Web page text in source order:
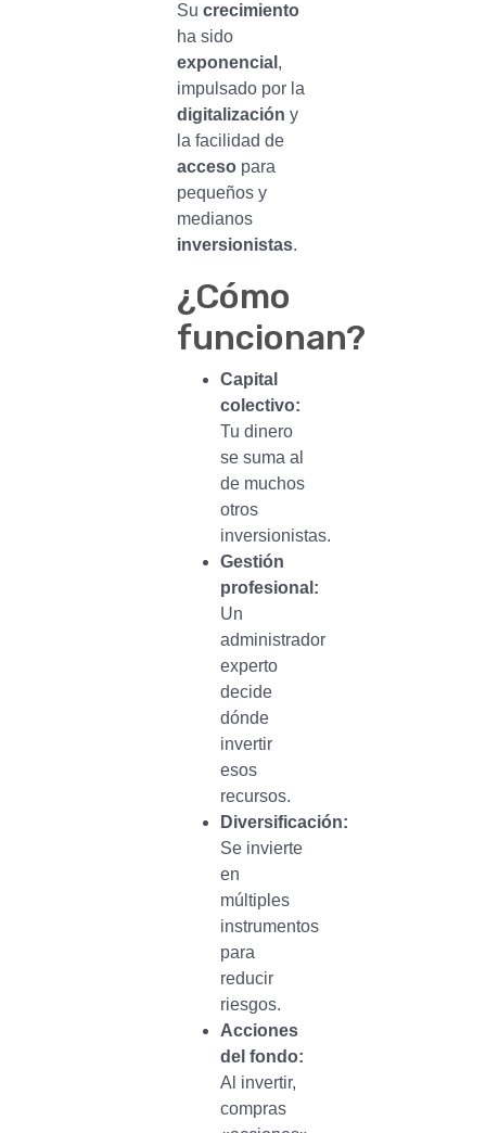
Su crecimiento
ha sido
exponencial ,
impulsado por la
digitalización y
la facilidad de
accesopara
pequeños y
medianos
inversionistas.
¿Cómo
funcionan?
Capital
colectivo:
Tu dinero
se suma al
de muchos
otros
inversionistas.
Gestión
profesional:
Un
administrador
experto
decide
dónde
invertir
esos
recursos.
Diversificación:
Se invierte
en
múltiples
instrumentos
para
reducir
riesgos.
Acciones
del fondo:
Al invertir,
compras